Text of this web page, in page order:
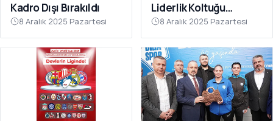
Kadro Dışı Bırakıldı
8 Aralık 2025 Pazartesi
Liderlik Koltuğu
Bırakılmıyor!
8 Aralık 2025 Pazartesi